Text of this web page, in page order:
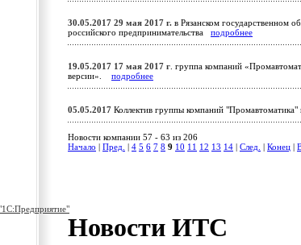
30.05.2017 29 мая 2017 г. в Рязанском государственном
российского предпринимательства подробнее
19.05.2017 17 мая 2017 г. группа компаний
версии». подробнее
05.05.2017 Коллектив группы компаний
Новости компании 57 - 63 из 206
Начало
Пред. 4 5 6 7 8 9 10 11 12 13 14 След. Конец
Новости ИТС